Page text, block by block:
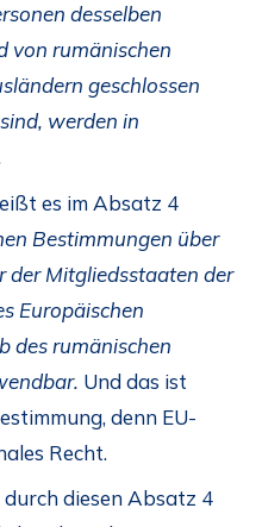
desselben
von rumänischen
geschlossen
werden in
es im Absatz 4
Bestimmungen über
der Mitgliedsstaaten der
Europäischen
des rumänischen
Und das ist
denn EU-
Recht.
diesen Absatz 4